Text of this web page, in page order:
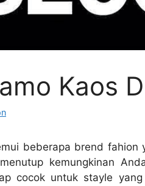
Kaos
beberapa brend fahion
kemungkinan
cocok untuk stayle yang